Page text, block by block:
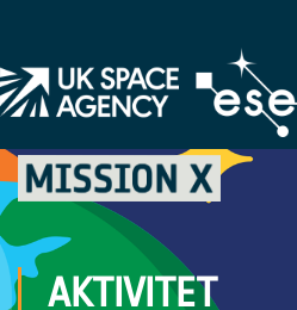
AKTIVITET